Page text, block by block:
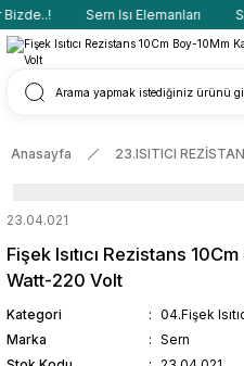
Sern Isı Elemanları
Anasayfa 23.ISITICI
23.04.021
Fişek Isıtıcı Rezistans
Watt-220 Volt
Kategori
04.Fişek
Marka
Sern